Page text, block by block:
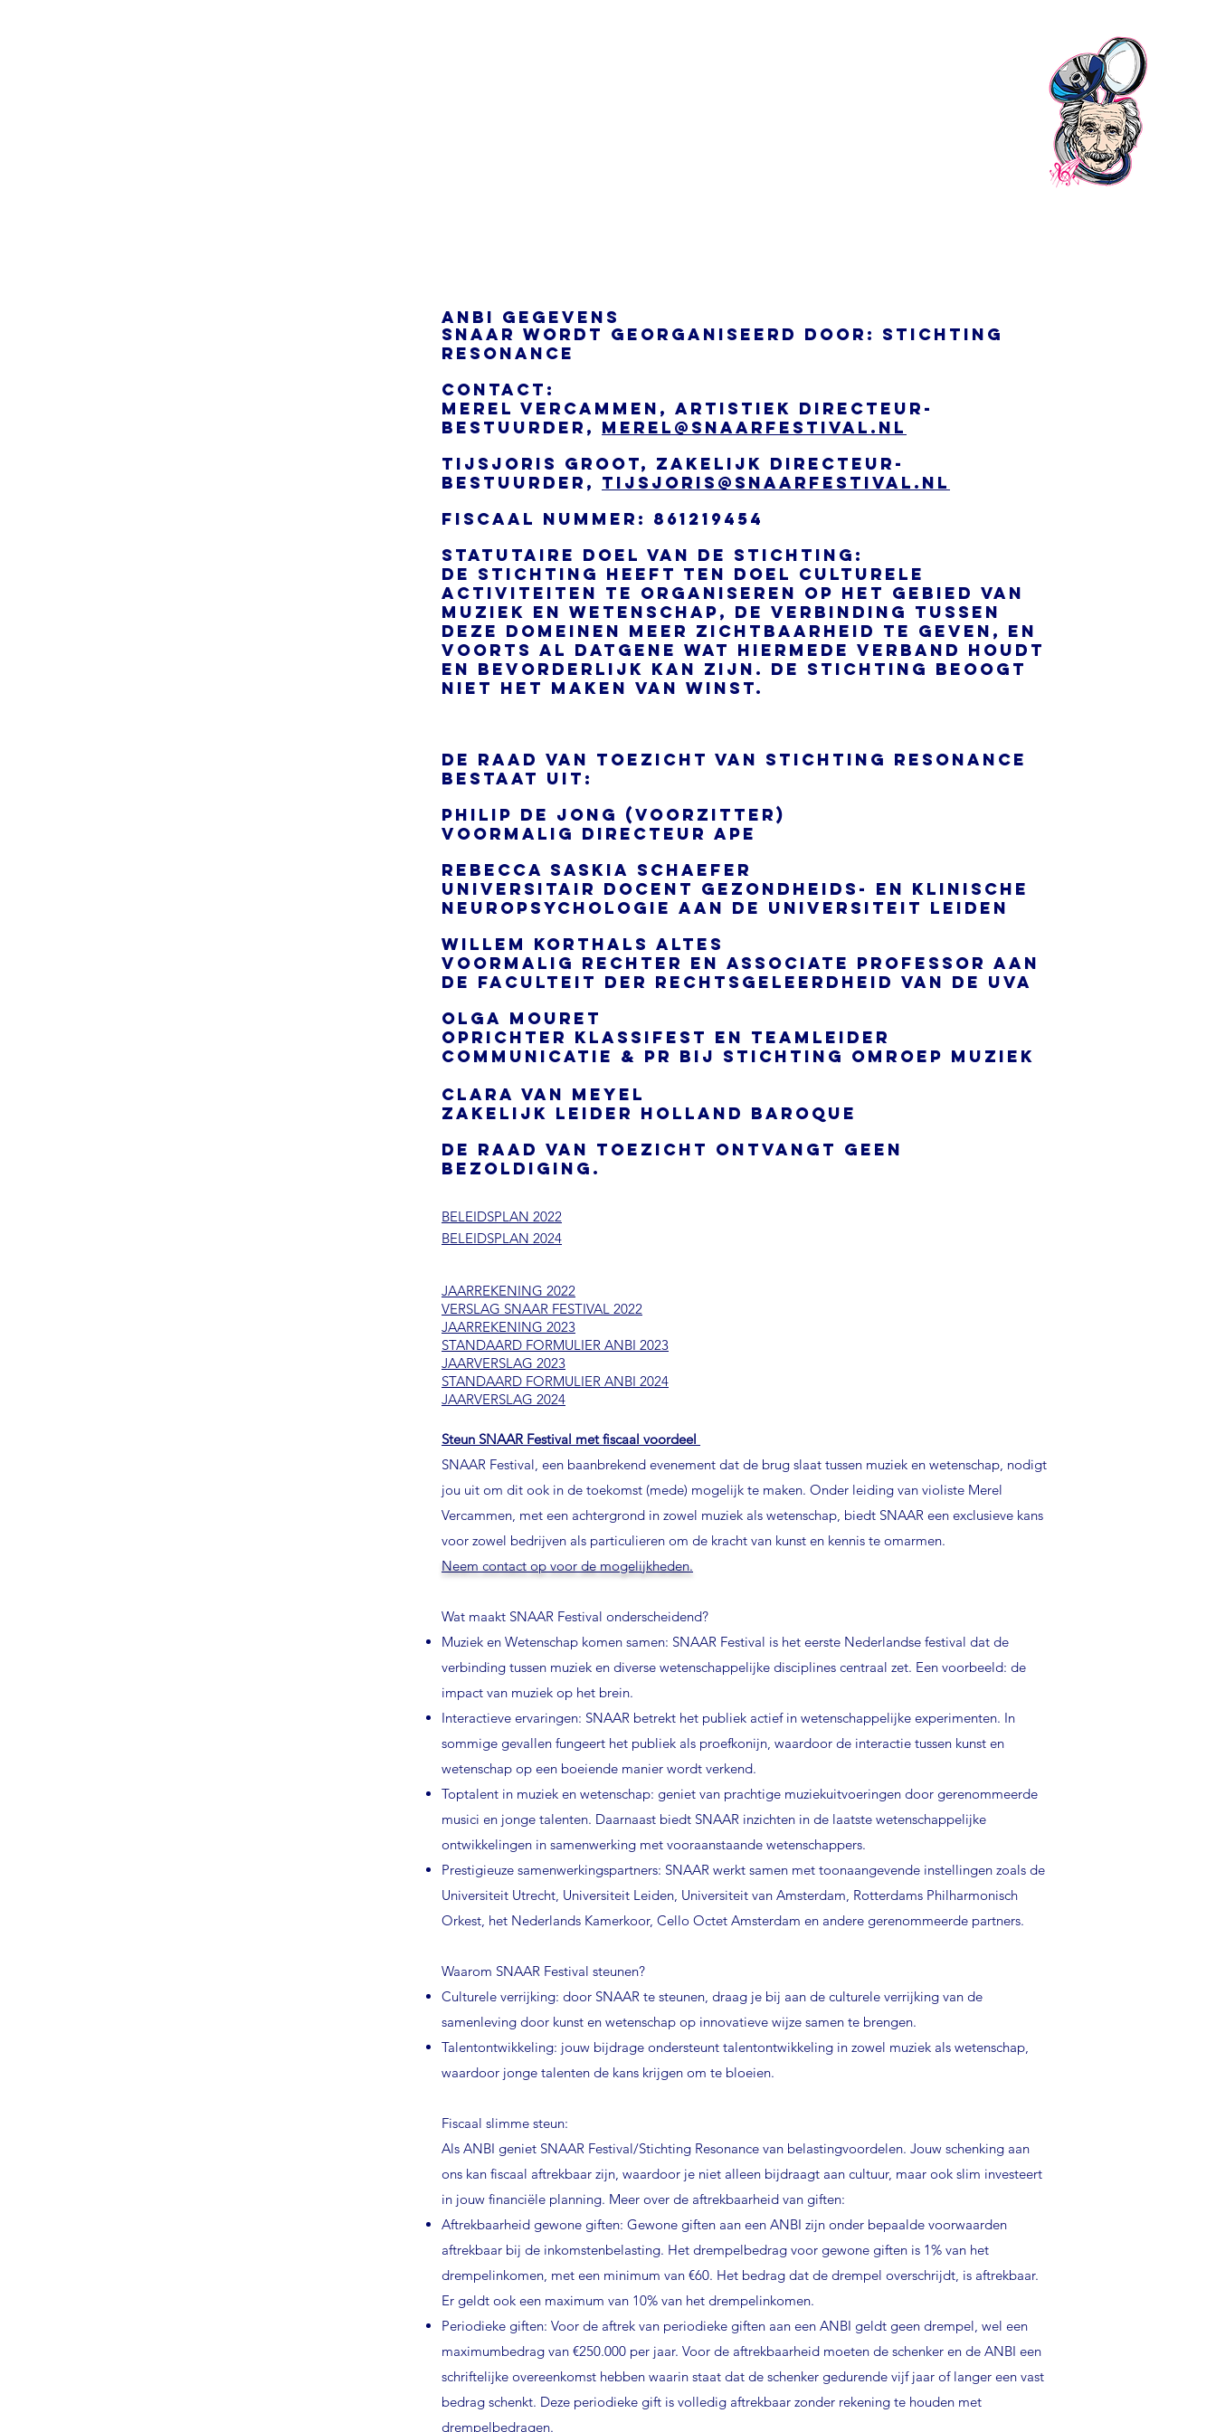
anBI Gegevens
SNAAR wordt georganiseerd door: Stichting
Resonance
Contact:
Merel Vercammen, artistiek directeur-
bestuurder, merel@snaarfestival.nl
tijsjoris groot, zakelijk directeur-
bestuurder, tijsjoris@snaarfestival.nl
Fiscaal nummer: 861219454
Statutaire doel van de stichting:
De stichting heeft ten doel culturele
activiteiten te organiseren op het gebied van
muziek en wetenschap, de verbinding tussen
deze domeinen meer zichtbaarheid te geven, en
voorts al datgene wat hiermede verband houdt
en bevorderlijk kan zijn. De stichting beoogt
niet het ma ken van winst.
De Raad van Toezicht van Stichting Resonance
bestaat uit:
Philip de Jong (Voorzitter)
Voormalig directeur APE
Rebecca Saskia Schaefer
Universitair docent Gezondheids- en Klinische
Neuropsychologie aan de Universiteit Leiden
Willem Korthals Altes
Voormalig rechter en Associate Professor aan
de Faculteit der Rechtsgeleerdheid van de UvA
Olga Mouret
Oprichter Klassifest en teamleider
communicatie & pr bij Stichting Omroep muziek
Clara van meyel
zakelijk leider holland baroque
De Raad van Toezicht ontvangt geen
bezoldiging.
BELEIDSPLAN 2022
BELEIDSPLAN 2024
JAARREKENING 2022
VERSLAG SNAAR FESTIVAL 2022
JAARREKENING 2023
STANDAARD FORMULIER ANBI 2023
JAARVERSLAG 2023
STANDAARD FORMULIER ANBI 2024
JAARVERSLAG 2024
Steun SNAAR Festival met fiscaal voordeel
SNAAR Festival, een baanbrekend evenement dat de brug slaat tussen muziek en wetenschap, nodigt
jou uit om dit ook in de toekomst (mede) mogelijk te maken. Onder leiding van violiste Merel
Vercammen, met een achtergrond in zowel muziek als wetenschap, biedt SNAAR een exclusieve kans
voor zowel bedrijven als particulieren om de kracht van kunst en kennis te omarmen.
Neem contact op voor de mogelijkheden.
Wat maakt SNAAR Festival onderscheidend?
Muziek en Wetenschap komen samen: SNAAR Festival is het eerste Nederlandse festival dat de
verbinding tussen muziek en diverse wetenschappelijke disciplines centraal zet. Een voorbeeld: de
impact van muziek op het brein.
Interactieve ervaringen: SNAAR betrekt het publiek actief in wetenschappelijke experimenten. In
sommige gevallen fungeert het publiek als proefkonijn, waardoor de interactie tussen kunst en
wetenschap op een boeiende manier wordt verkend.
Toptalent in muziek en wetenschap: geniet van prachtige muziekuitvoeringen door gerenommeerde
musici en jonge talenten. Daarnaast biedt SNAAR inzichten in de laatste wetenschappelijke
ontwikkelingen in samenwerking met vooraanstaande wetenschappers.
Prestigieuze samenwerkingspartners: SNAAR werkt samen met toonaangevende instellingen zoals de
Universiteit Utrecht, Universiteit Leiden, Universiteit van Amsterdam, Rotterdams Philharmonisch
Orkest, het Nederlands Kamerkoor, Cello Octet Amsterdam en andere gerenommeerde partners.
Waarom SNAAR Festival steunen?
Culturele verrijking: door SNAAR te steunen, draag je bij aan de culturele verrijking van de
samenleving door kunst en wetenschap op innovatieve wijze samen te brengen.
Talentontwikkeling: jouw bijdrage ondersteunt talentontwikkeling in zowel muziek als wetenschap,
waardoor jonge talenten de kans krijgen om te bloeien.
Fiscaal slimme steun:
Als ANBI geniet SNAAR Festival/Stichting Resonance van belastingvoordelen. Jouw schenking aan
ons kan fiscaal aftrekbaar zijn, waardoor je niet alleen bijdraagt aan cultuur, maar ook slim investeert
in jouw financiële planning. Meer over de aftrekbaarheid van giften:
Aftrekbaarheid gewone giften: Gewone giften aan een ANBI zijn onder bepaalde voorwaarden
aftrekbaar bij de inkomstenbelasting. Het drempelbedrag voor gewone giften is 1% van het
drempelinkomen, met een minimum van €60. Het bedrag dat de drempel overschrijdt, is aftrekbaar.
Er geldt ook een maximum van 10% van het drempelinkomen.
Periodieke giften: Voor de aftrek van periodieke giften aan een ANBI geldt geen drempel, wel een
maximumbedrag van €250.000 per jaar. Voor de aftrekbaarheid moeten de schenker en de ANBI een
schriftelijke overeenkomst hebben waarin staat dat de schenker gedurende vijf jaar of langer een vast
bedrag schenkt. Deze periodieke gift is volledig aftrekbaar zonder rekening te houden met
drempelbedragen.